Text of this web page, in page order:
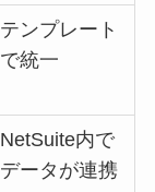
テンプレート
で統一
NetSuite内で
データが連携